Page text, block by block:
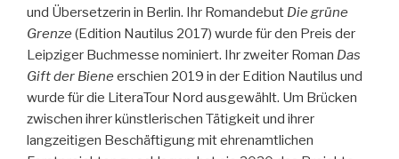
und Übersetzerin in Berlin. Ihr Romandebut Die grüne
Grenze (Edition Nautilus 2017) wurde für den Preis der
Leipziger Buchmesse nominiert. Ihr zweiter Roman Das
Gift der Biene erschien 2019 in der Edition Nautilus und
wurde für die LiteraTour Nord ausgewählt. Um Brücken
zwischen ihrer künstlerischen Tätigkeit und ihrer
langzeitigen Beschäftigung mit ehrenamtlichen